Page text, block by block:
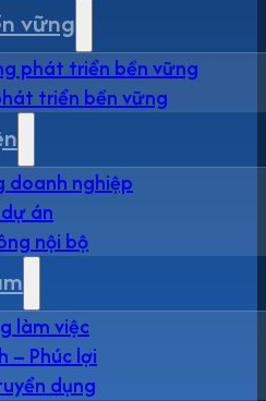
vững
phát triển bền vững
triển bền vững
doanh nghiệp
án
nội bộ
làm việc
– Phúc lợi
dụng